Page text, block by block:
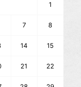
1
7 8
14 15
21 22